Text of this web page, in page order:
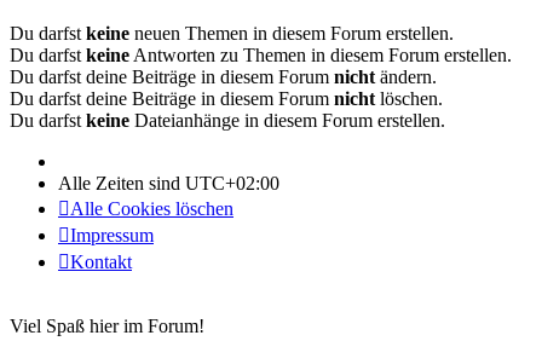
Du darfst keine neuen Themen in diesem Forum erstellen.
Du darfst keine Antworten zu Themen in diesem Forum erstellen.
Du darfst deine Beiträge in diesem Forum nicht ändern.
Du darfst deine Beiträge in diesem Forum nicht löschen.
Du darfst keine Dateianhänge in diesem Forum erstellen.
Alle Zeiten sind UTC+02:00
Alle Cookies löschen
Impressum
Kontakt
Viel Spaß hier im Forum!